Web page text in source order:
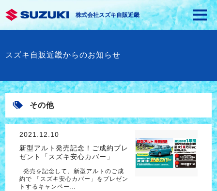
株式会社スズキ自販近畿
スズキ自販近畿からのお知らせ
その他
2021.12.10
新型アルト発売記念！ご成約プレ
ゼント「スズキ安心カバー」
発売を記念して、新型アルトのご成
約で 「スズキ安心カバー」をプレゼン
トするキャンペー…